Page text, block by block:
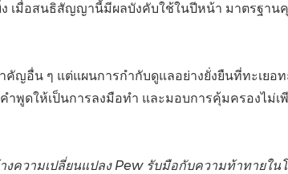
ง เมื่อสนธิสัญญานี้มีผลบังคับใช้ในปีหน้า มาตรฐา
อื่น ๆ แต่แผนการกำกับดูแลอย่างยั่งยืนที่ทะเยอ
พูดให้เป็นการลงมือทำ และมอบการคุ้มครองไม่เ
วามเปลี่ยนแปลง Pew รับมือกับความท้าทายใน